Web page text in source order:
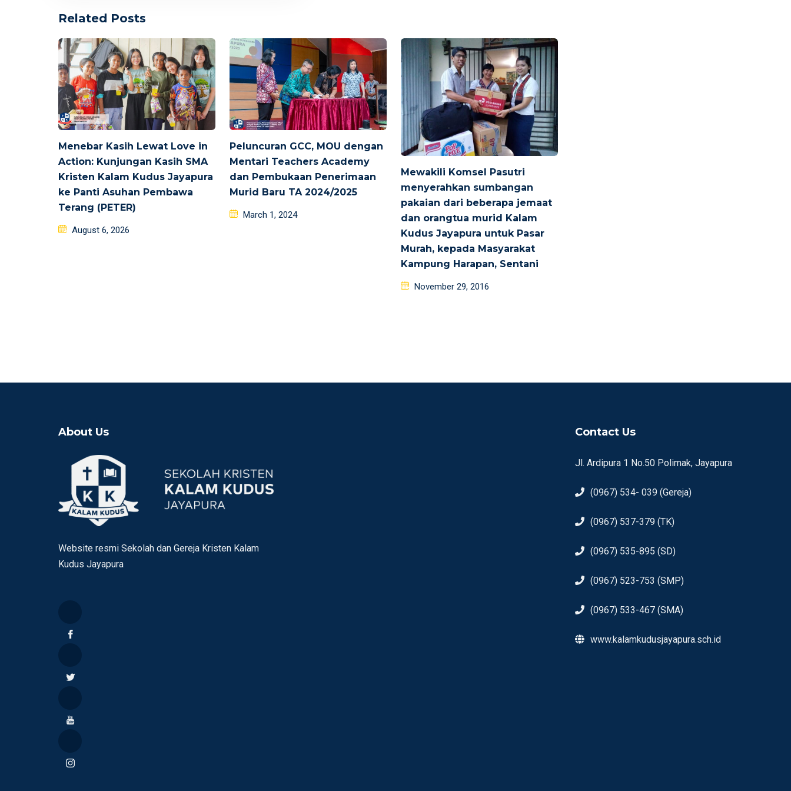
Related Posts
Menebar Kasih Lewat Love in
Action: Kunjungan Kasih SMA
Kristen Kalam Kudus Jayapura
ke Panti Asuhan Pembawa
Terang (PETER)
Posted
August 6, 2026
Peluncuran GCC, MOU dengan
Mentari Teachers Academy
dan Pembukaan Penerimaan
Murid Baru TA 2024/2025
Posted
March 1, 2024
Mewakili Komsel Pasutri
menyerahkan sumbangan
pakaian dari beberapa jemaat
dan orangtua murid Kalam
Kudus Jayapura untuk Pasar
Murah, kepada Masyarakat
Kampung Harapan, Sentani
Posted
November 29, 2016
About Us
Website resmi Sekolah dan Gereja Kristen Kalam
Kudus Jayapura
Contact Us
Jl. Ardipura 1 No.50 Polimak, Jayapura
(0967) 534- 039 (Gereja)
(0967) 537-379 (TK)
(0967) 535-895 (SD)
(0967) 523-753 (SMP)
(0967) 533-467 (SMA)
www.kalamkudusjayapura.sch.id